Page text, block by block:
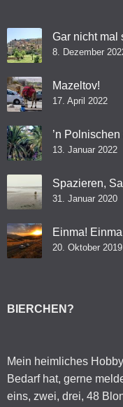
Gar nicht mal
8. Dezember
Mazeltov!
17. April 2022
’n
13. Januar 2022
Spazieren,
31. Januar 2020
Einma!
20. Oktober 2019
BIERCHEN?
Mein heimliches
Bedarf hat, gerne
eins, zwei, drei, 48